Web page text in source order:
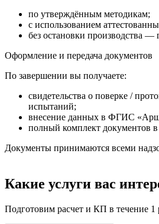
по утверждённым методикам;
с использованием
без остановки производства —
Оформление и передача документов
По завершении вы получаете:
свидетельства о поверке /
испытаний;
внесение данных в ФГИС
полный комплект документов
Документы принимаются всеми
Какие услуги вас
Подготовим расчет и КП в течение 1